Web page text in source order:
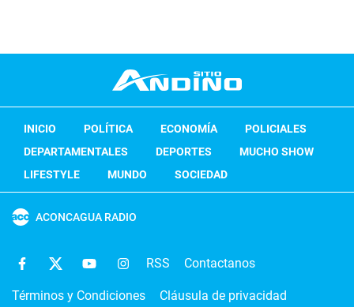
INICIO POLÍTICA ECONOMÍA
POLICIALES
DEPARTAMENTALES
DEPORTES
MUCHO SHOW
LIFESTYLE
MUNDO SOCIEDAD
ACONCAGUA RADIO
RSS Contactanos
Términos y Condiciones Cláusula de privacidad